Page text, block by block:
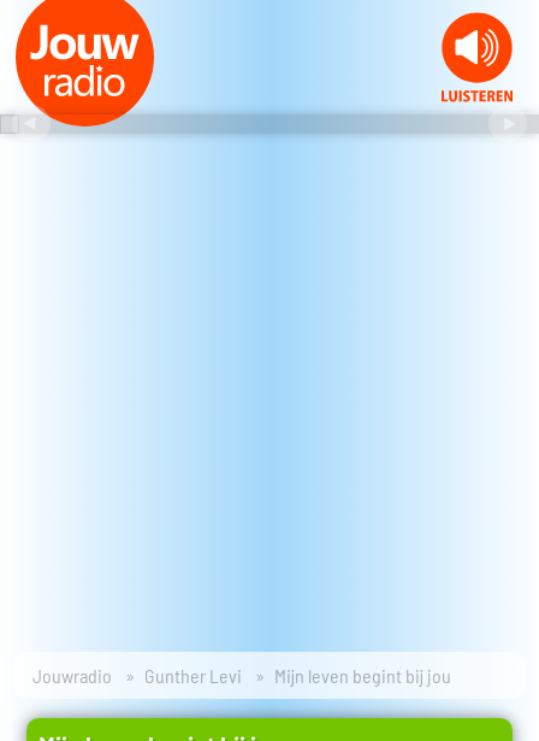
Jouwradio Gunther Levi Mijn leven begint bij jou